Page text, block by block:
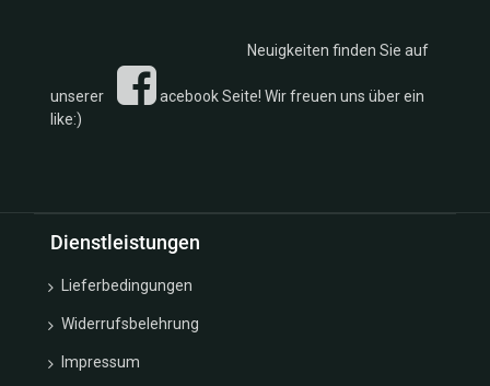
Neuigkeiten finden Sie auf
unserer
acebook Seite! Wir freuen uns über ein
like:)
Dienstleistungen
Lieferbedingungen
Widerrufsbelehrung
Impressum